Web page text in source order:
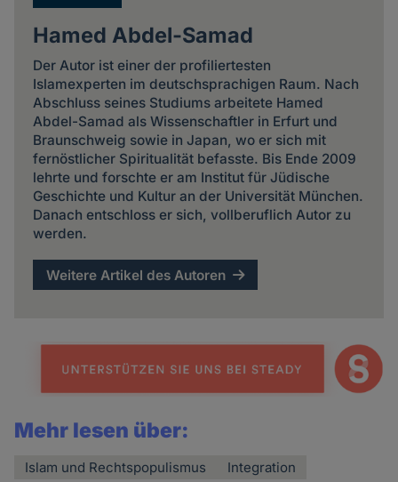
Hamed Abdel-Samad
Der Autor ist einer der profiliertesten
Islamexperten im deutschsprachigen Raum. Nach
Abschluss seines Studiums arbeitete Hamed
Abdel-Samad als Wissenschaftler in Erfurt und
Braunschweig sowie in Japan, wo er sich mit
fernöstlicher Spiritualität befasste. Bis Ende 2009
lehrte und forschte er am Institut für Jüdische
Geschichte und Kultur an der Universität München.
Danach entschloss er sich, vollberuflich Autor zu
werden.
Weitere Artikel des Autoren
Mehr lesen über:
Islam und Rechtspopulismus Integration